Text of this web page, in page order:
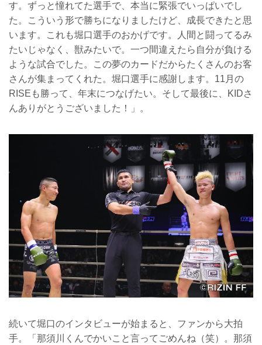
す。ずっと憧れてた選手で、本当に緊張でいっぱいでし
た。こういう形で勝ちになりましたけど、成長できたと思
います。これも堀口選手のおかげです。人間と闘ってるみ
たいじゃなく、獣みたいで。一つ間違えたら自分が負ける
ような試合でした。この夢のカードだからたくさんのお客
さんが集まってくれた。堀口選手に感謝します。11月の
RISEも勝って、年末につなげたい。そして最後に、KIDさ
んありがとうございました！」。
続いて堀口のインタビューが始まると、ファンから大拍
手。「那須川くんでかいこと言ってごめんね（笑）。那須